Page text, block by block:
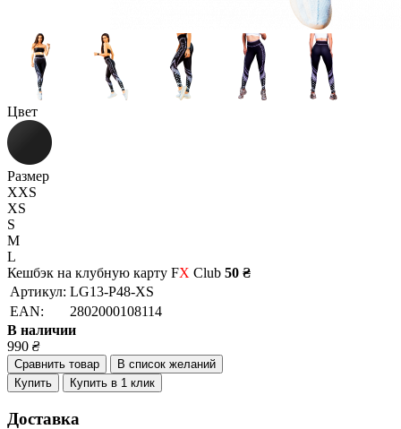
Цвет
Размер
XXS
XS
S
M
L
Кешбэк на клубную карту FX Club 50 ₴
Артикул: LG13-P48-XS
EAN:
2802000108114
В наличии
990 ₴
Сравнить товар
В список желаний
Купить
Купить в 1 клик
Доставка